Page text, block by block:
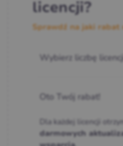
licencji?
Sprawdź na jaki rabat
Wybierz liczbę
Oto Twój rabat!
Dla każdej licencji
darmowych